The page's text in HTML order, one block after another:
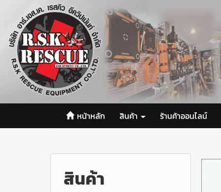
หน้าหลัก สินค้า ร้านค้าออนไลน์
สินค้า